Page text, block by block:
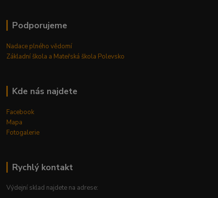
Podporujeme
Nadace plného vědomí
Základní škola a Mateřská škola Polevsko
Kde nás najdete
Facebook
Mapa
Fotogalerie
Rychlý kontakt
Výdejní sklad najdete na adrese: